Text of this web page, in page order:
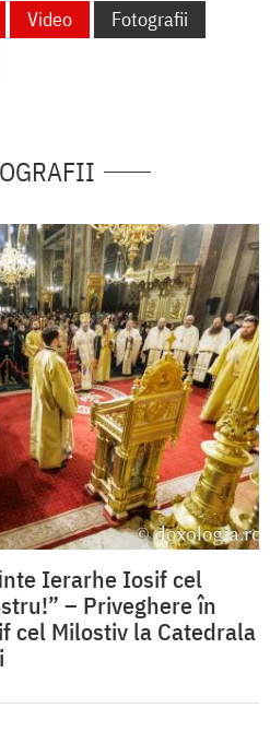
Video
Fotografii
Ierarhe Iosif cel
– Priveghere în
cel Milostiv la Catedrala